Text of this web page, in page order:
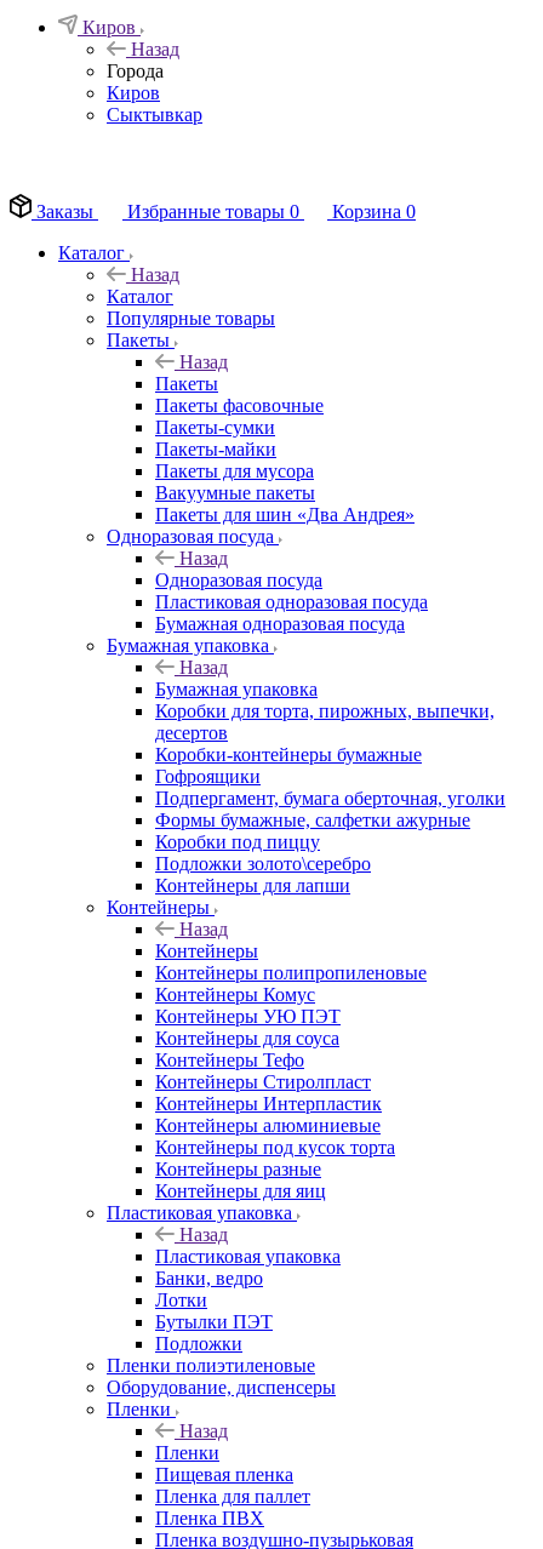
Киров
Назад
Города
Киров
Сыктывкар
Заказы
Избранные товары 0 Корзина 0
Каталог
Назад
Каталог
Популярные товары
Пакеты
Назад
Пакеты
Пакеты фасовочные
Пакеты-сумки
Пакеты-майки
Пакеты для мусора
Вакуумные пакеты
Пакеты для шин «Два Андрея»
Одноразовая посуда
Назад
Одноразовая посуда
Пластиковая одноразовая посуда
Бумажная одноразовая посуда
Бумажная упаковка
Назад
Бумажная упаковка
Коробки для торта, пирожных, выпечки,
десертов
Коробки-контейнеры бумажные
Гофроящики
Подпергамент, бумага оберточная, уголки
Формы бумажные, салфетки ажурные
Коробки под пиццу
Подложки золото\серебро
Контейнеры для лапши
Контейнеры
Назад
Контейнеры
Контейнеры полипропиленовые
Контейнеры Комус
Контейнеры УЮ ПЭТ
Контейнеры для соуса
Контейнеры Тефо
Контейнеры Стиролпласт
Контейнеры Интерпластик
Контейнеры алюминиевые
Контейнеры под кусок торта
Контейнеры разные
Контейнеры для яиц
Пластиковая упаковка
Назад
Пластиковая упаковка
Банки, ведро
Лотки
Бутылки ПЭТ
Подложки
Пленки полиэтиленовые
Оборудование, диспенсеры
Пленки
Назад
Пленки
Пищевая пленка
Пленка для паллет
Пленка ПВХ
Пленка воздушно-пузырьковая